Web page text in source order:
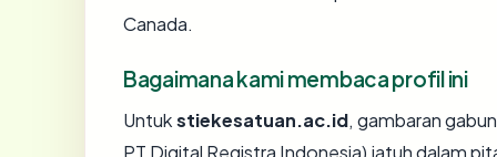
Canada.
Bagaimana kami membaca profil ini
Untukstiekesatuan.ac.id, gambaran
PT Digital Registra Indonesia) jatuh dalam